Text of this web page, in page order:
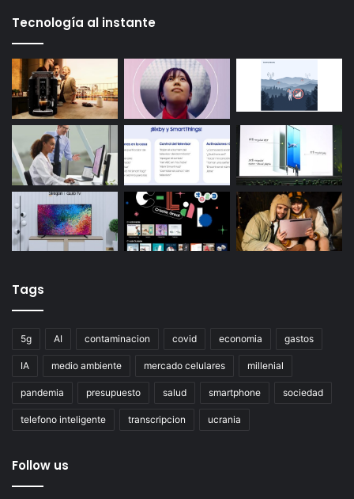
Tecnología al instante
Tags
5g AI contaminacion covid economia gastos
IA medio ambiente mercado celulares millenial
pandemia presupuesto salud smartphone sociedad
telefono inteligente transcripcion ucrania
Follow us